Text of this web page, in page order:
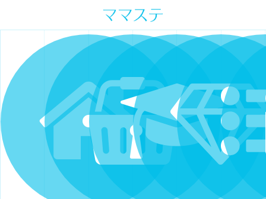
ママの才能発信します。 手づくり
表現ステージ ママステ スキル・セ
ンスを表現したいママが集まって
ます。